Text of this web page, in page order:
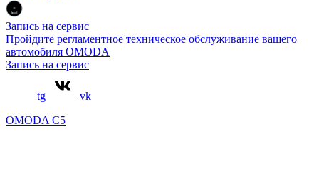
Запись на сервис
Пройдите регламентное техническое обслуживание вашего
автомобиля OMODA
Запись на сервис
tg
vk
OMODA C5